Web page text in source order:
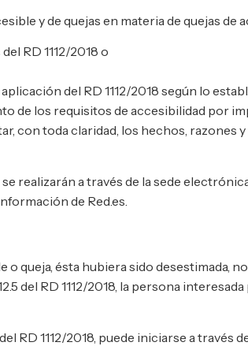
y de quejas en materia de quejas de
RD 1112/2018 o
del RD 1112/2018 según lo
de los requisitos de accesibilidad por
con toda claridad, los hechos,
realizarán a través de la sede
de Red.es.
queja, ésta hubiera sido desestimada,
del RD 1112/2018, la persona
RD 1112/2018, puede iniciarse a través